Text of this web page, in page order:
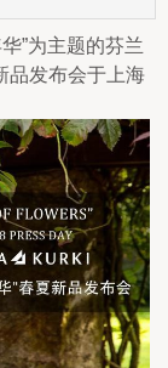
”为主题的芬兰
品发布会于上海